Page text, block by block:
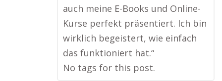
auch meine E-Books und Online-
Kurse perfekt präsentiert. Ich bin
wirklich begeistert, wie einfach
das funktioniert hat.“
No tags for this post.